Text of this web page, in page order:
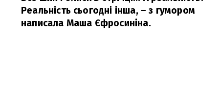
Реальність сьогодні інша, – з гумором
написала Маша Єфросиніна.